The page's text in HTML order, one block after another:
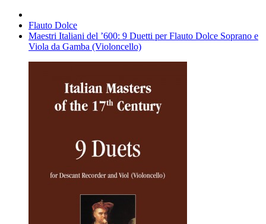
Flauto Dolce
Maestri Italiani del ’600: 9 Duetti per Flauto Dolce Soprano e
Viola da Gamba (Violoncello)